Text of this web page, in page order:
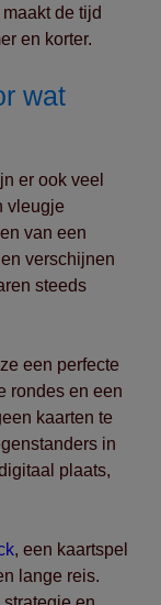
de tijd
en korter.
wat
er ook veel
vleugje
van een
verschijnen
steeds
een perfecte
rondes en een
kaarten te
in
plaats,
, een kaartspel
lange reis.